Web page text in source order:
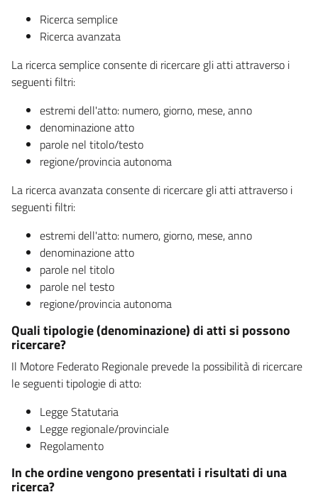
Ricerca semplice
Ricerca avanzata
La ricerca semplice consente di ricercare gli atti attraverso i
seguenti filtri:
estremi dell'atto: numero, giorno, mese, anno
denominazione atto
parole nel titolo/testo
regione/provincia autonoma
La ricerca avanzata consente di ricercare gli atti attraverso i
seguenti filtri:
estremi dell'atto: numero, giorno, mese, anno
denominazione atto
parole nel titolo
parole nel testo
regione/provincia autonoma
Quali tipologie (denominazione) di atti si possono
ricercare?
Il Motore Federato Regionale prevede la possibilità di ricercare
le seguenti tipologie di atto:
Legge Statutaria
Legge regionale/provinciale
Regolamento
In che ordine vengono presentati i risultati di una
ricerca?